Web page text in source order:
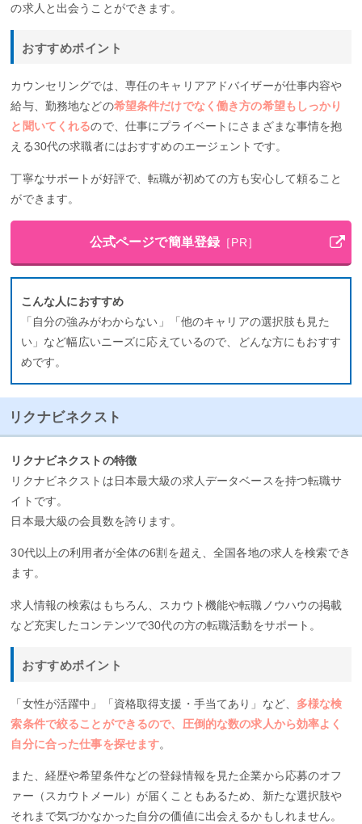
の求人と出会うことができます。
おすすめポイント
カウンセリングでは、専任のキャリアアドバイザーが仕事内容や
給与、勤務地などの希望条件だけでなく働き方の希望もしっかり
と聞いてくれるので、仕事にプライベートにさまざまな事情を抱
える30代の求職者にはおすすめのエージェントです。
丁寧なサポートが好評で、転職が初めての方も安心して頼ること
ができます。
公式ページで簡単登録 ［PR］
こんな人におすすめ
「自分の強みがわからない」「他のキャリアの選択肢も見た
い」など幅広いニーズに応えているので、どんな方にもおすす
めです。
リクナビネクスト
リクナビネクストの特徴
リクナビネクストは日本最大級の求人データベースを持つ転職サ
イトです。
日本最大級の会員数を誇ります。
30代以上の利用者が全体の6割を超え、全国各地の求人を検索でき
ます。
求人情報の検索はもちろん、スカウト機能や転職ノウハウの掲載
など充実したコンテンツで30代の方の転職活動をサポート。
おすすめポイント
「女性が活躍中」「資格取得支援・手当てあり」など、 多様な検
索条件で絞ることができるので、圧倒的な数の求人から効率よく
自分に合った仕事を探せます。
また、経歴や希望条件などの登録情報を見た企業から応募のオフ
ァー（スカウトメール）が届くこともあるため、新たな選択肢や
それまで気づかなかった自分の価値に出会えるかもしれません。